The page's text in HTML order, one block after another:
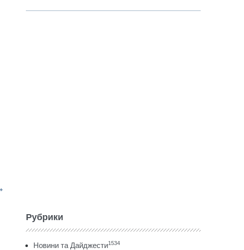
Рубрики
Новини та Дайджести1534